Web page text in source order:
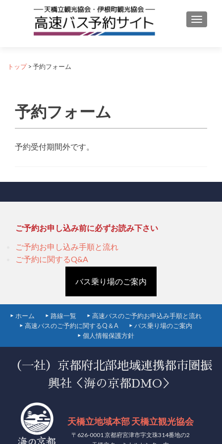
ナビゲ
トップ>予約フォーム
予約フォーム
予約受付期間外です。
ご予約お申し込み前に必ずお読み下さい
ご予約お申し込み手順と流れ
ご予約に関するQ&A
バス乗り場のご案内
ホーム 路線一覧
高速バスのご予約お申込み手順と流れ
高速バスのご予約に関するQ＆A
バス乗り場のご案内
個人情報保護方針
（一社）京都府北部地域連携都市圏振
興社＜海の京都DMO＞
天橋立地域本部 天橋立観光協会
〒626-0001 京都府宮津市字文珠314番地の2